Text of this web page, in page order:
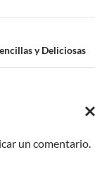
y Deliciosas
LA
un comentario.